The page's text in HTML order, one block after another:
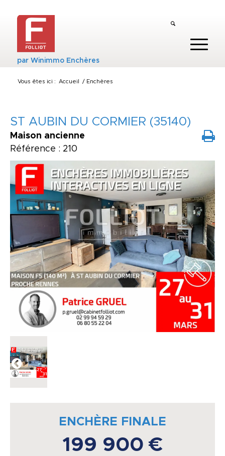
parWinimmo Enchères
Vous êtes ici : Accueil / Enchères
ST AUBIN DU CORMIER (35140)
Maison ancienne
Référence : 210
ENCHÈRE FINALE
199 900 €